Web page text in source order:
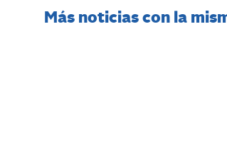
Más noticias con la